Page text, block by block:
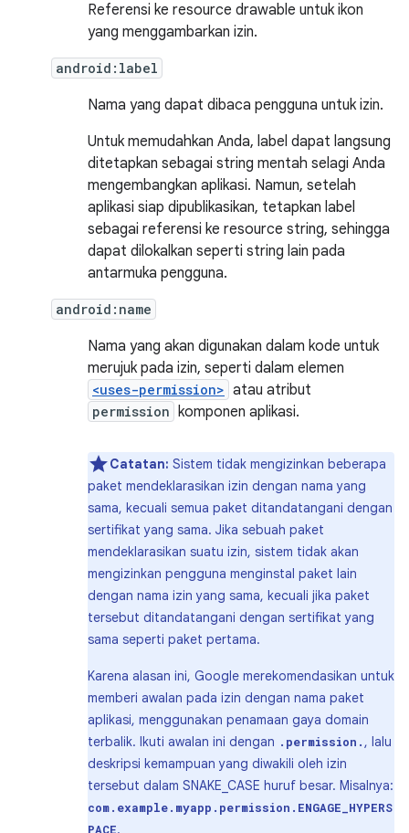
Referensi ke resource drawable untuk ikon
yang menggambarkan izin.
android:label
Nama yang dapat dibaca pengguna untuk izin.
Untuk memudahkan Anda, label dapat langsung
ditetapkan sebagai string mentah selagi Anda
mengembangkan aplikasi. Namun, setelah
aplikasi siap dipublikasikan, tetapkan label
sebagai referensi ke resource string, sehingga
dapat dilokalkan seperti string lain pada
antarmuka pengguna.
android:name
Nama yang akan digunakan dalam kode untuk
merujuk pada izin, seperti dalam elemen
<uses-permission> atau atribut
permission komponen aplikasi.
Catatan: Sistem tidak mengizinkan beberapa
paket mendeklarasikan izin dengan nama yang
sama, kecuali semua paket ditandatangani dengan
sertifikat yang sama. Jika sebuah paket
mendeklarasikan suatu izin, sistem tidak akan
mengizinkan pengguna menginstal paket lain
dengan nama izin yang sama, kecuali jika paket
tersebut ditandatangani dengan sertifikat yang
sama seperti paket pertama.
Karena alasan ini, Google merekomendasikan untuk
memberi awalan pada izin dengan nama paket
aplikasi, menggunakan penamaan gaya domain
terbalik. Ikuti awalan ini dengan .permission. , lalu
deskripsi kemampuan yang diwakili oleh izin
tersebut dalam SNAKE_CASE huruf besar. Misalnya:
com.example.myapp.permission.ENGAGE_HYPERS
PACE.